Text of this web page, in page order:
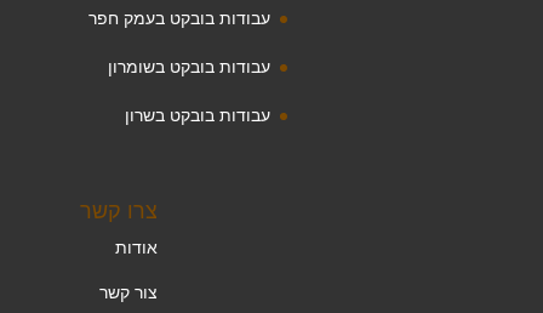
עבודות בובקט בעמק חפר
עבודות בובקט בשומרון
עבודות בובקט בשרון
צרו קשר
אודות
צור קשר